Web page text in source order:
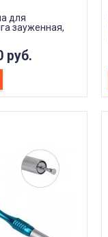
5 октября 2023 12:19
для
зауженная,
руб.